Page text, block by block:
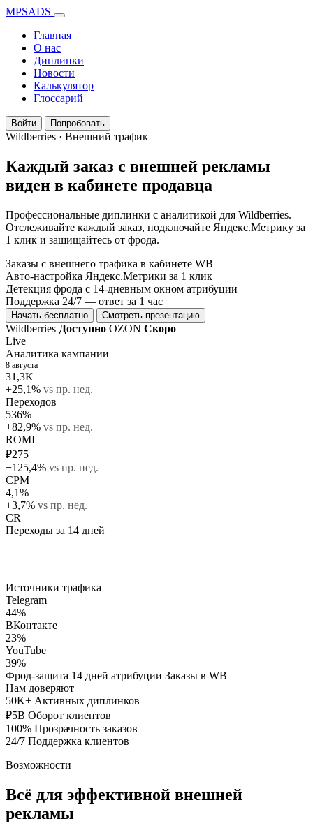
MPSADS
Главная
О нас
Диплинки
Новости
Калькулятор
Глоссарий
Войти Попробовать
Wildberries · Внешний трафик
Каждый заказ с внешней рекламы
виден в кабинете продавца
Профессиональные диплинки с аналитикой для Wildberries.
Отслеживайте каждый заказ, подключайте Яндекс.Метрику за
1 клик и защищайтесь от фрода.
Заказы с внешнего трафика в кабинете WB
Авто-настройка Яндекс.Метрики за 1 клик
Детекция фрода с 14-дневным окном атрибуции
Поддержка 24/7 — ответ за 1 час
Начать бесплатно Смотреть презентацию
Wildberries Доступно OZON Скоро
Live
Аналитика кампании
8 августа
31,3K
+25,1% vs пр. нед.
Переходов
536%
+82,9% vs пр. нед.
ROMI
₽275
−125,4% vs пр. нед.
CPM
4,1%
+3,7% vs пр. нед.
CR
Переходы за 14 дней
Источники трафика
Telegram
44%
ВКонтакте
23%
YouTube
39%
Фрод-защита 14 дней атрибуции Заказы в WB
Нам доверяют
50K+ Активных диплинков
₽5B Оборот клиентов
100% Прозрачность заказов
24/7 Поддержка клиентов
Возможности
Всё для эффективной внешней
рекламы